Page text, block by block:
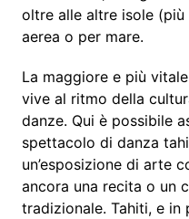
oltre alle altre isole
aerea o per mare.
La maggiore e più
vive al ritmo della
danze. Qui è possibile
spettacolo di danza
un’esposizione di arte
ancora una recita o un
tradizionale. Tahiti, e